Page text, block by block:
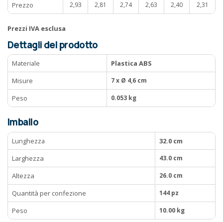
Prezzo 2,93 2,81 2,74 2,63 2,40 2,31
Prezzi IVA esclusa
Dettagli del prodotto
Materiale
Plastica ABS
Misure
7 x Ø 4,6 cm
Peso 0.053 kg
Imballo
Lunghezza
32.0 cm
Larghezza
43.0 cm
Altezza 26.0 cm
Quantità per confezione 144 pz
Peso 10.00 kg